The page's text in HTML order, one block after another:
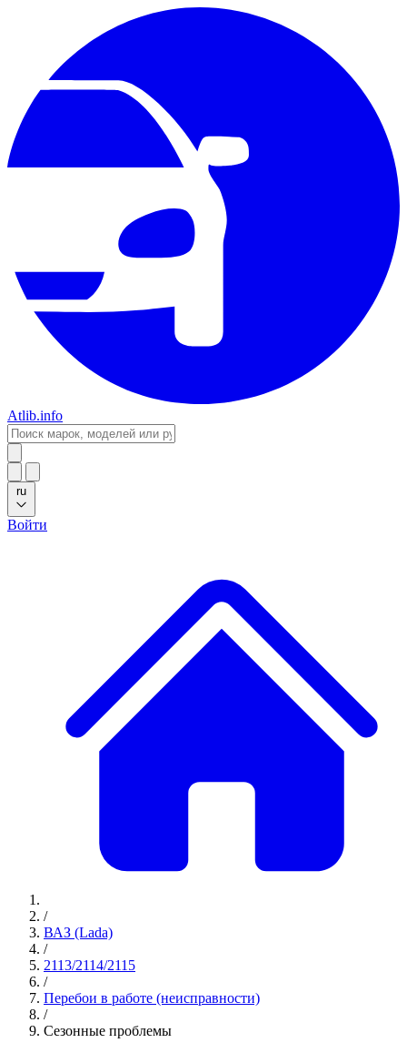
Atlib.info
ru
Войти
/
ВАЗ (Lada)
/
2113/2114/2115
/
Перебои в работе (неисправности)
/
Сезонные проблемы